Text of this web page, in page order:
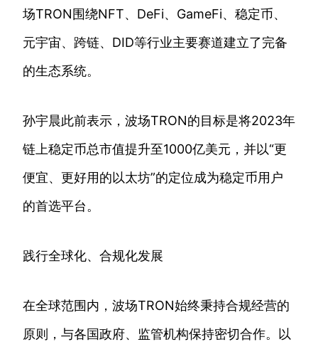
场TRON围绕NFT、DeFi、GameFi、稳定币、
元宇宙、跨链、DID等行业主要赛道建立了完备
的生态系统。
孙宇晨此前表示，波场TRON的目标是将2023年
链上稳定币总市值提升至1000亿美元，并以“更
便宜、更好用的以太坊”的定位成为稳定币用户
的首选平台。
践行全球化、合规化发展
在全球范围内，波场TRON始终秉持合规经营的
原则，与各国政府、监管机构保持密切合作。以